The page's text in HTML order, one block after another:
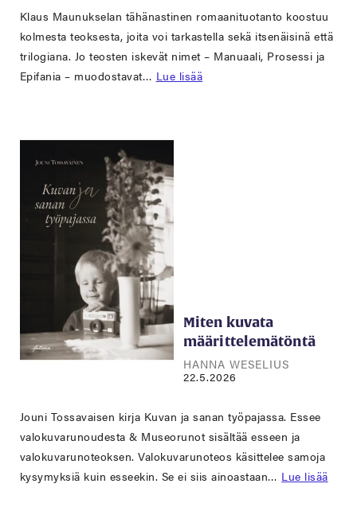
Klaus Maunukselan tähänastinen romaanituotanto koostuu
kolmesta teoksesta, joita voi tarkastella sekä itsenäisinä että
trilogiana. Jo teosten iskevät nimet – Manuaali, Prosessi ja
Epifania – muodostavat… Lue lisää
Miten kuvata
määrittelemätöntä
HANNA WESELIUS
22.5.2026
Jouni Tossavaisen kirja Kuvan ja sanan työpajassa. Essee
valokuvarunoudesta & Museorunot sisältää esseen ja
valokuvarunoteoksen. Valokuvarunoteos käsittelee samoja
kysymyksiä kuin esseekin. Se ei siis ainoastaan… Lue lisää